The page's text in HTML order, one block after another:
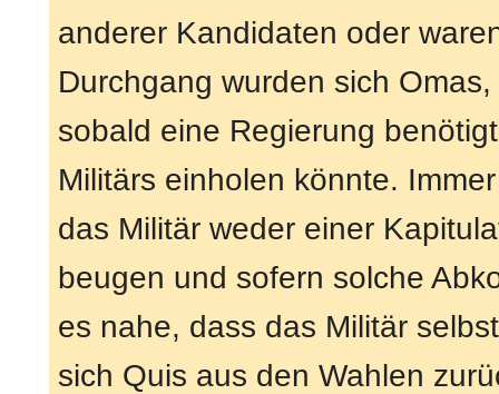
anderer Kandidaten oder
Durchgang wurden sich
sobald eine Regierung
Militärs einholen könnte.
das Militär weder einer
beugen und sofern solche
es nahe, dass das Militär
sich Quis aus den Wahlen